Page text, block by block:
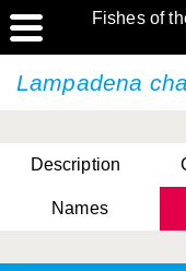
Fishes of
Lampadena
Description
Names